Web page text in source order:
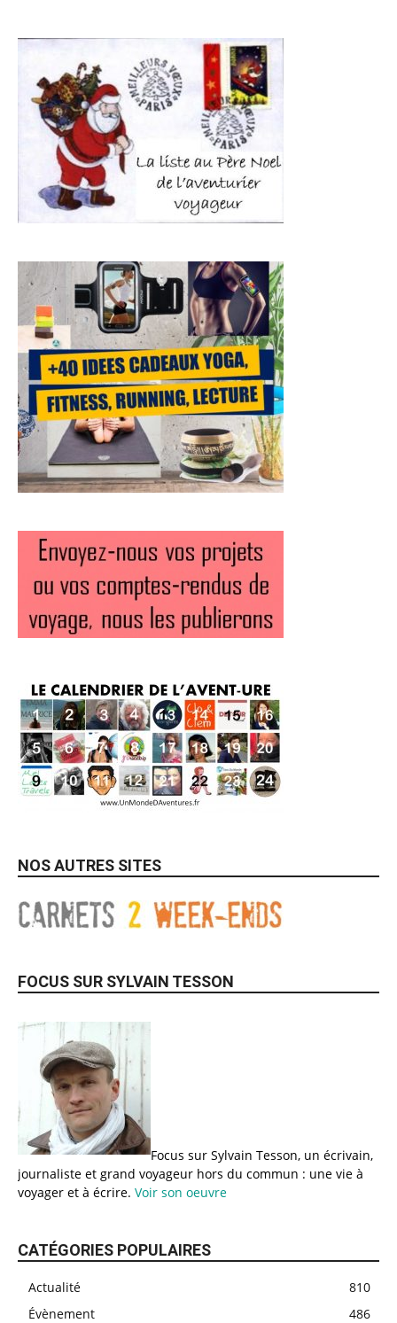
NOS AUTRES SITES
FOCUS SUR SYLVAIN TESSON
Focus sur Sylvain Tesson, un écrivain,
journaliste et grand voyageur hors du commun : une vie à
voyager et à écrire. Voir son oeuvre
CATÉGORIES POPULAIRES
Actualité
810
Évènement
486